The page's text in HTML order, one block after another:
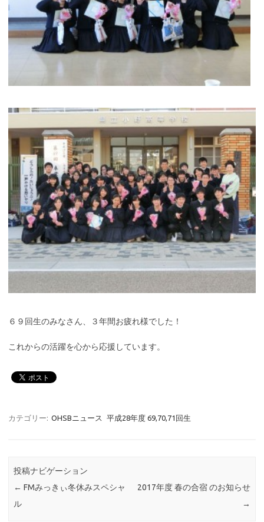
６９回生のみなさん、３年間お疲れ様でした！
これからの活躍を心から応援しています。
カテゴリー: OHSBニュース 平成28年度 69,70,71回生
投稿ナビゲーション
← FMみっきぃ冬休みスペシャ
ル
2017年度 春の合宿 のお知らせ
→